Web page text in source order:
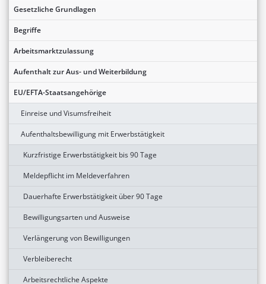
Gesetzliche Grundlagen
Begriffe
Arbeitsmarktzulassung
Aufenthalt zur Aus- und Weiterbildung
EU/EFTA-Staatsangehörige
Einreise und Visumsfreiheit
Aufenthaltsbewilligung mit Erwerbstätigkeit
Kurzfristige Erwerbstätigkeit bis 90 Tage
Meldepflicht im Meldeverfahren
Dauerhafte Erwerbstätigkeit über 90 Tage
Bewilligungsarten und Ausweise
Verlängerung von Bewilligungen
Verbleiberecht
Arbeitsrechtliche Aspekte